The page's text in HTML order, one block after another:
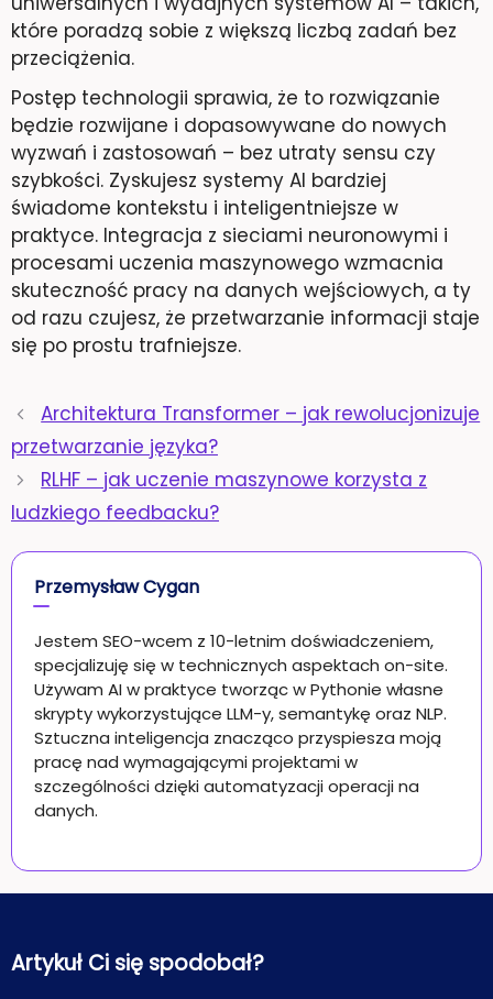
które poradzą sobie z większą liczbą zadań bez
przeciążenia.
Postęp technologii sprawia, że to rozwiązanie
będzie rozwijane i dopasowywane do nowych
wyzwań i zastosowań – bez utraty sensu czy
szybkości. Zyskujesz systemy AI bardziej
świadome kontekstu i inteligentniejsze w
praktyce. Integracja z sieciami neuronowymi i
procesami uczenia maszynowego wzmacnia
skuteczność pracy na danych wejściowych, a ty
od razu czujesz, że przetwarzanie informacji staje
się po prostu trafniejsze.
Architektura Transformer – jak rewolucjonizuje
przetwarzanie języka?
RLHF – jak uczenie maszynowe korzysta z
ludzkiego feedbacku?
Przemysław Cygan
Jestem SEO-wcem z 10-letnim doświadczeniem,
specjalizuję się w technicznych aspektach on-site.
Używam AI w praktyce tworząc w Pythonie własne
skrypty wykorzystujące LLM-y, semantykę oraz NLP.
Sztuczna inteligencja znacząco przyspiesza moją
pracę nad wymagającymi projektami w
szczególności dzięki automatyzacji operacji na
danych.
Artykuł Ci się spodobał?